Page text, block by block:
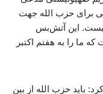
برای حزب ‌الله جهت
نیست. این آتش‌بس
ما را به هفتم اکتبر
باید حزب ‌الله از بین